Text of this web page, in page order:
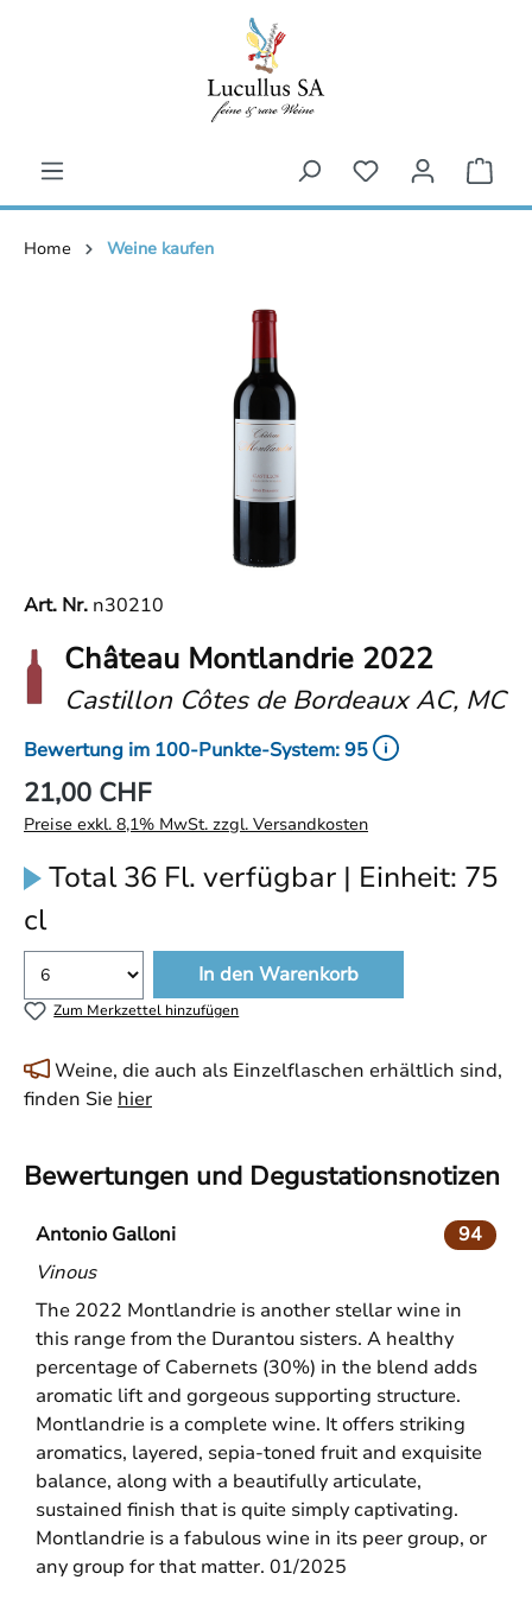
Home Weine kaufen
Art. Nr. n30210
Château Montlandrie 2022
Castillon Côtes de Bordeaux AC, MC
Bewertung im 100-Punkte-System: 95
21,00 CHF
Preise exkl. 8,1% MwSt. zzgl. Versandkosten
Total 36 Fl. verfügbar | Einheit: 75
cl
In den Warenkorb
Zum Merkzettel hinzufügen
Weine, die auch als Einzelflaschen erhältlich sind,
finden Sie hier
Bewertungen und Degustationsnotizen
94
Antonio Galloni
Vinous
The 2022 Montlandrie is another stellar wine in
this range from the Durantou sisters. A healthy
percentage of Cabernets (30%) in the blend adds
aromatic lift and gorgeous supporting structure.
Montlandrie is a complete wine. It offers striking
aromatics, layered, sepia-toned fruit and exquisite
balance, along with a beautifully articulate,
sustained finish that is quite simply captivating.
Montlandrie is a fabulous wine in its peer group, or
any group for that matter. 01/2025